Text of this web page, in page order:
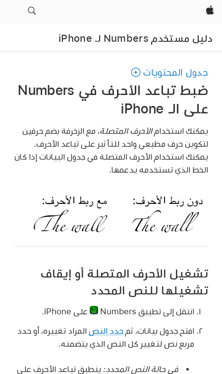
Apple‏
دليل مستخدم Numbers لـ iPhone
جدول المحتويات
ضبط تباعد الأحرف في Numbers
على الـ iPhone
يمكنك استخدامالأحرف المتصلة، مع الزخرفة بضم حرفين
لتكوين حرف مطبعي واحد للتأثير على تباعد الأحرف.
يمكنك استخدام الأحرف المتصلة في جدول البيانات إذا كان
الخط الذي تستخدمه يدعمها.
تشغيل الأحرف المتصلة أو إيقاف
تشغيلها للنص المحدد
انتقل إلى تطبيق Numbers على iPhone.
افتح جدول بيانات، ثمحدد النص المراد تغييره، أو حدد
مربع نص لتغيير كل النص الذي يتضمنه.
في حالة النص المحدد:ينطبق تباعد الأحرف على